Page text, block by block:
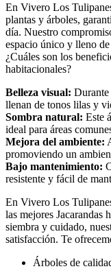
En Vivero Los
plantas y árboles,
día. Nuestro
espacio único y lleno
¿Cuáles son los
habitacionales?
Belleza visual: Durante
llenan de tonos lilas y
Sombra natural: Este
ideal para áreas
Mejora del ambiente:
promoviendo un
Bajo mantenimiento:
resistente y fácil de
En Vivero Los
las mejores Jacarandas
siembra y cuidado,
satisfacción. Te
Árboles de